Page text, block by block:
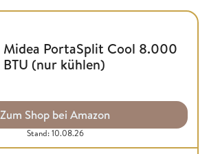
Midea PortaSplit Cool 8.000
BTU (nur kühlen)
Zum Shop bei Amazon
Stand: 10.08.26